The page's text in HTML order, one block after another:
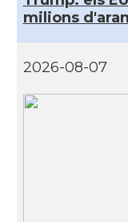
milions
2026-08-07